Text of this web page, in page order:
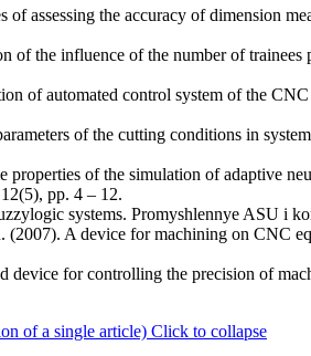
assessing the accuracy of dimension
the influence of the number of trainees
of automated control system of the
of the cutting conditions in
of the simulation of adaptive
pp. 4 – 12.
systems. Promyshlennye ASU i
A device for machining on CNC
for controlling the precision of
of a single article) Click to collapse